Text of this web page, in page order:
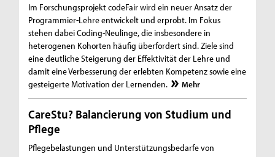
Im Forschungsprojekt codeFair wird ein neuer Ansatz der
Programmier-Lehre entwickelt und erprobt. Im Fokus
stehen dabei Coding-Neulinge, die insbesondere in
heterogenen Kohorten häufig überfordert sind. Ziele sind
eine deutliche Steigerung der Effektivität der Lehre und
damit eine Verbesserung der erlebten Kompetenz sowie eine
gesteigerte Motivation der Lernenden.
Mehr
CareStu? Balancierung von Studium und
Pflege
Pflegebelastungen und Unterstützungsbedarfe von